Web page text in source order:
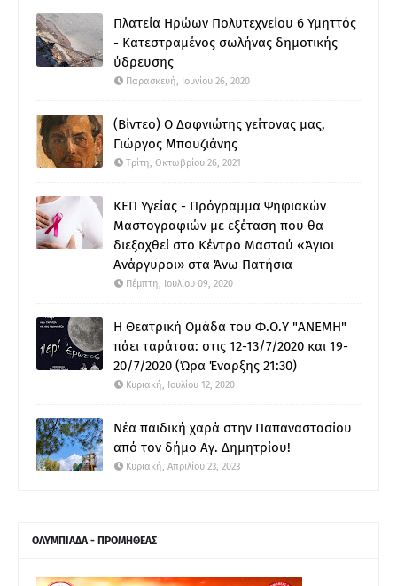
Πλατεία Ηρώων Πολυτεχνείου 6 Υμηττός
- Κατεστραμένος σωλήνας δημοτικής
ύδρευσης
Παρασκευή, Ιουνίου 26, 2020
(Βίντεο) Ο Δαφνιώτης γείτονας μας,
Γιώργος Μπουζιάνης
Τρίτη, Οκτωβρίου 26, 2021
ΚΕΠ Υγείας - Πρόγραμμα Ψηφιακών
Μαστογραφιών με εξέταση που θα
διεξαχθεί στο Κέντρο Μαστού «Άγιοι
Ανάργυροι» στα Άνω Πατήσια
Πέμπτη, Ιουλίου 09, 2020
Η Θεατρική Ομάδα του Φ.Ο.Υ "ΑΝΕΜΗ"
πάει ταράτσα: στις 12-13/7/2020 και 19-
20/7/2020 (Ώρα Έναρξης 21:30)
Κυριακή, Ιουλίου 12, 2020
Νέα παιδική χαρά στην Παπαναστασίου
από τον δήμο Αγ. Δημητρίου!
Κυριακή, Απριλίου 23, 2023
ΟΛΥΜΠΙΑΔΑ - ΠΡΟΜΗΘΕΑΣ